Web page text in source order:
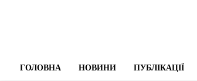
ГОЛОВНА НОВИНИ ПУБЛІКАЦІЇ